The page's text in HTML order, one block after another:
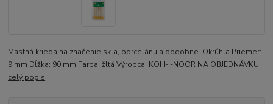
Mastná krieda na značenie skla, porcelánu a podobne. Okrúhla Priemer:
9 mm Dĺžka: 90 mm Farba: žltá Výrobca: KOH-I-NOOR NA OBJEDNÁVKU
celý popis